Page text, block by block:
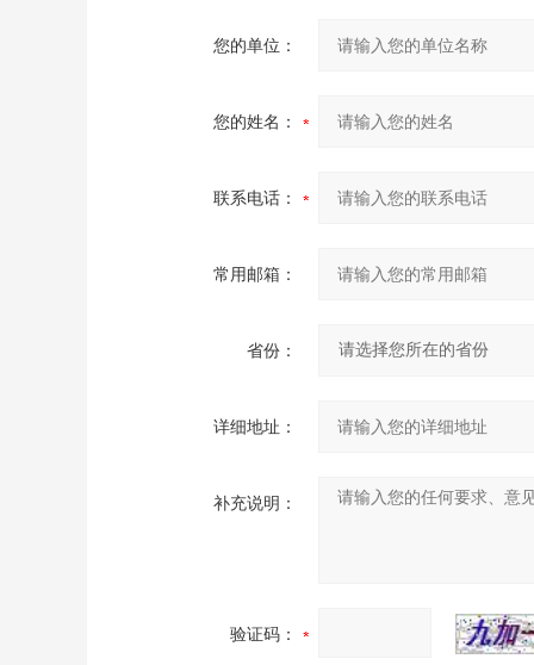
您的单位：
您的姓名：
联系电话：
常用邮箱：
省份：
详细地址：
补充说明：
验证码：